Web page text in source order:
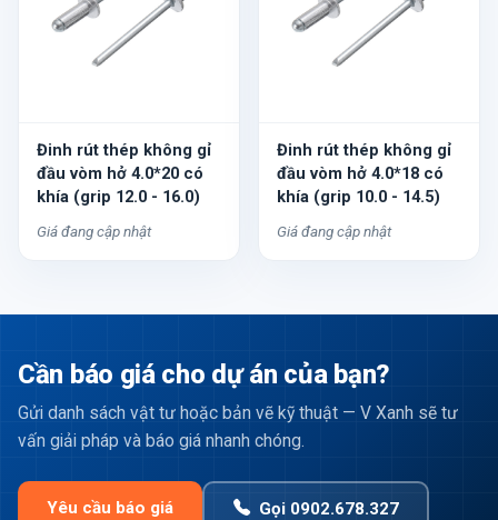
Đinh rút thép không gỉ
đầu vòm hở 4.0*20 có
khía (grip 12.0 - 16.0)
Giá đang cập nhật
Đinh rút thép không gỉ
đầu vòm hở 4.0*18 có
khía (grip 10.0 - 14.5)
Giá đang cập nhật
Cần báo giá cho dự án của bạn?
Gửi danh sách vật tư hoặc bản vẽ kỹ thuật — V Xanh sẽ tư
vấn giải pháp và báo giá nhanh chóng.
Yêu cầu báo giá Gọi 0902.678.327